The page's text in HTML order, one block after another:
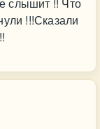
!!!Сказали